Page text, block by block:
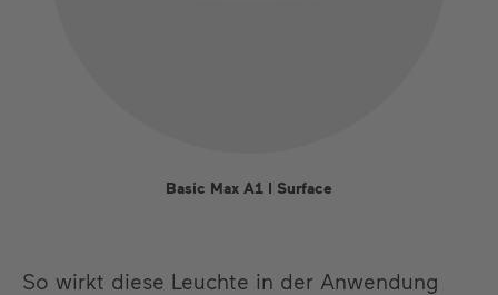
Basic Max A1 I Surface
So wirkt diese Leuchte in der Anwendung